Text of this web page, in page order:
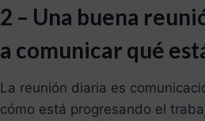
2 – Una buena
a comunicar qué
La reunión diaria es
cómo está progresando el